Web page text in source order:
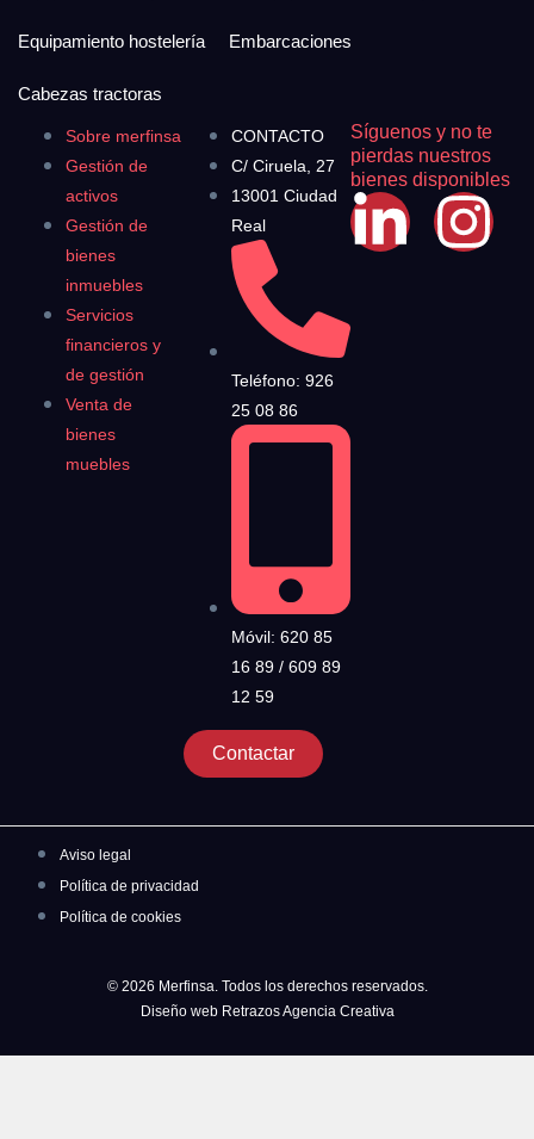
Sobre merfinsa
Gestión de
activos
Gestión de
bienes
inmuebles
Servicios
financieros y
de gestión
Venta de
bienes
muebles
CONTACTO
C/ Ciruela, 27
13001 Ciudad
Real
Teléfono: 926
25 08 86
Móvil: 620 85
16 89 / 609 89
12 59
Contactar
Síguenos y no te
pierdas nuestros
bienes disponibles
Equipamiento hostelería Embarcaciones
Cabezas tractoras
Aviso legal
Política de privacidad
Política de cookies
© 2026 Merfinsa. Todos los derechos reservados.
Diseño web Retrazos Agencia Creativa